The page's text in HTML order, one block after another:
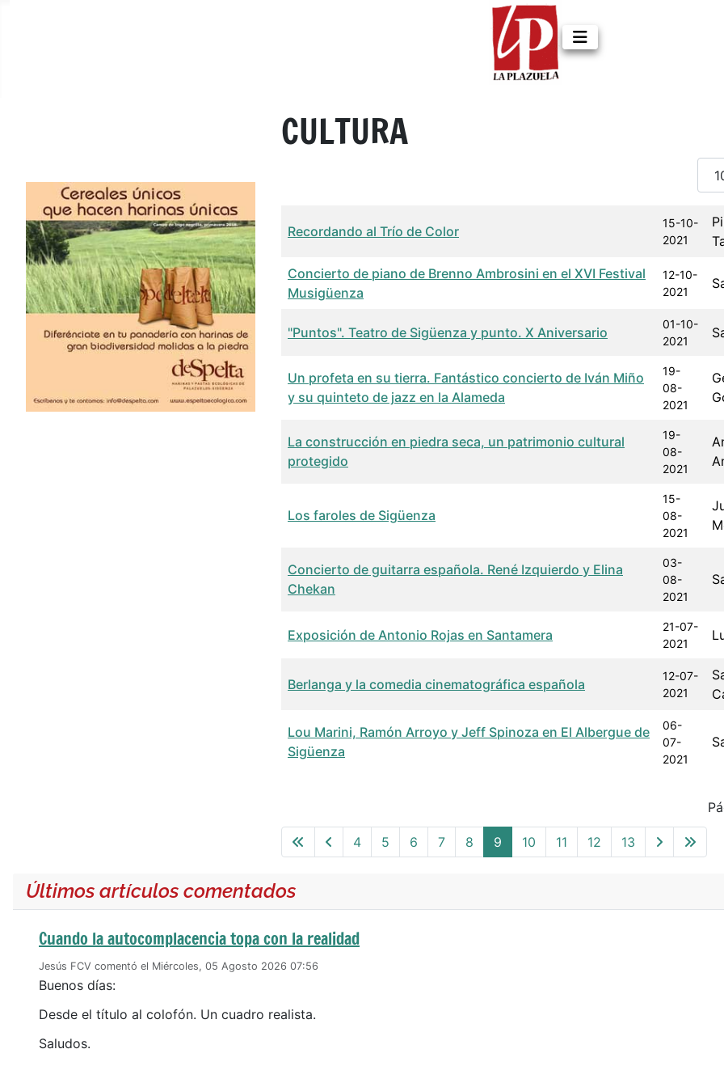
Últimos artículos comentados
Cuando la autocomplacencia topa con la realidad
Jesús FCV comentó el Miércoles, 05 Agosto 2026 07:56
Buenos días:
Desde el título al colofón. Un cuadro realista.
Saludos.
CULTURA
Recordando al Trío de Color
15-10-
2021
Concierto de piano de Brenno Ambrosini en el XVI Festival
Musigüenza
12-10-
2021
"Puntos". Teatro de Sigüenza y punto. X Aniversario
01-10-
2021
Un profeta en su tierra. Fantástico concierto de Iván Miño
y su quinteto de jazz en la Alameda
19-
08-
2021
La construcción en piedra seca, un patrimonio cultural
protegido
19-
08-
2021
Los faroles de Sigüenza
15-
08-
2021
Concierto de guitarra española. René Izquierdo y Elina
Chekan
03-
08-
2021
Exposición de Antonio Rojas en Santamera
21-07-
2021
Berlanga y la comedia cinematográfica española
12-07-
2021
Lou Marini, Ramón Arroyo y Jeff Spinoza en El Albergue de
Sigüenza
06-
07-
2021
4 5 6 7 8 9 10 11 12 13